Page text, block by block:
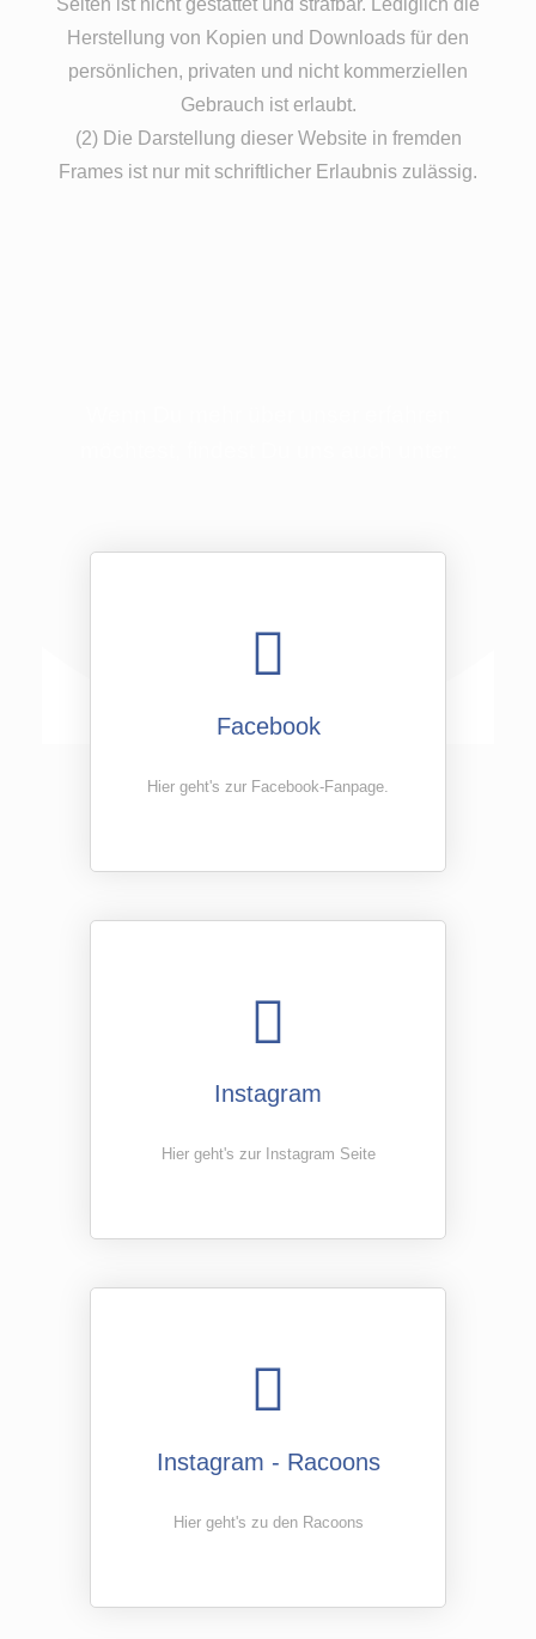
Seiten ist nicht gestattet und strafbar. Lediglich die
Herstellung von Kopien und Downloads für den
persönlichen, privaten und nicht kommerziellen
Gebrauch ist erlaubt.
(2) Die Darstellung dieser Website in fremden
Frames ist nur mit schriftlicher Erlaubnis zulässig.
Facebook
Hier geht's zur Facebook-Fanpage.
Instagram
Hier geht's zur Instagram Seite
Instagram - Racoons
Hier geht's zu den Racoons